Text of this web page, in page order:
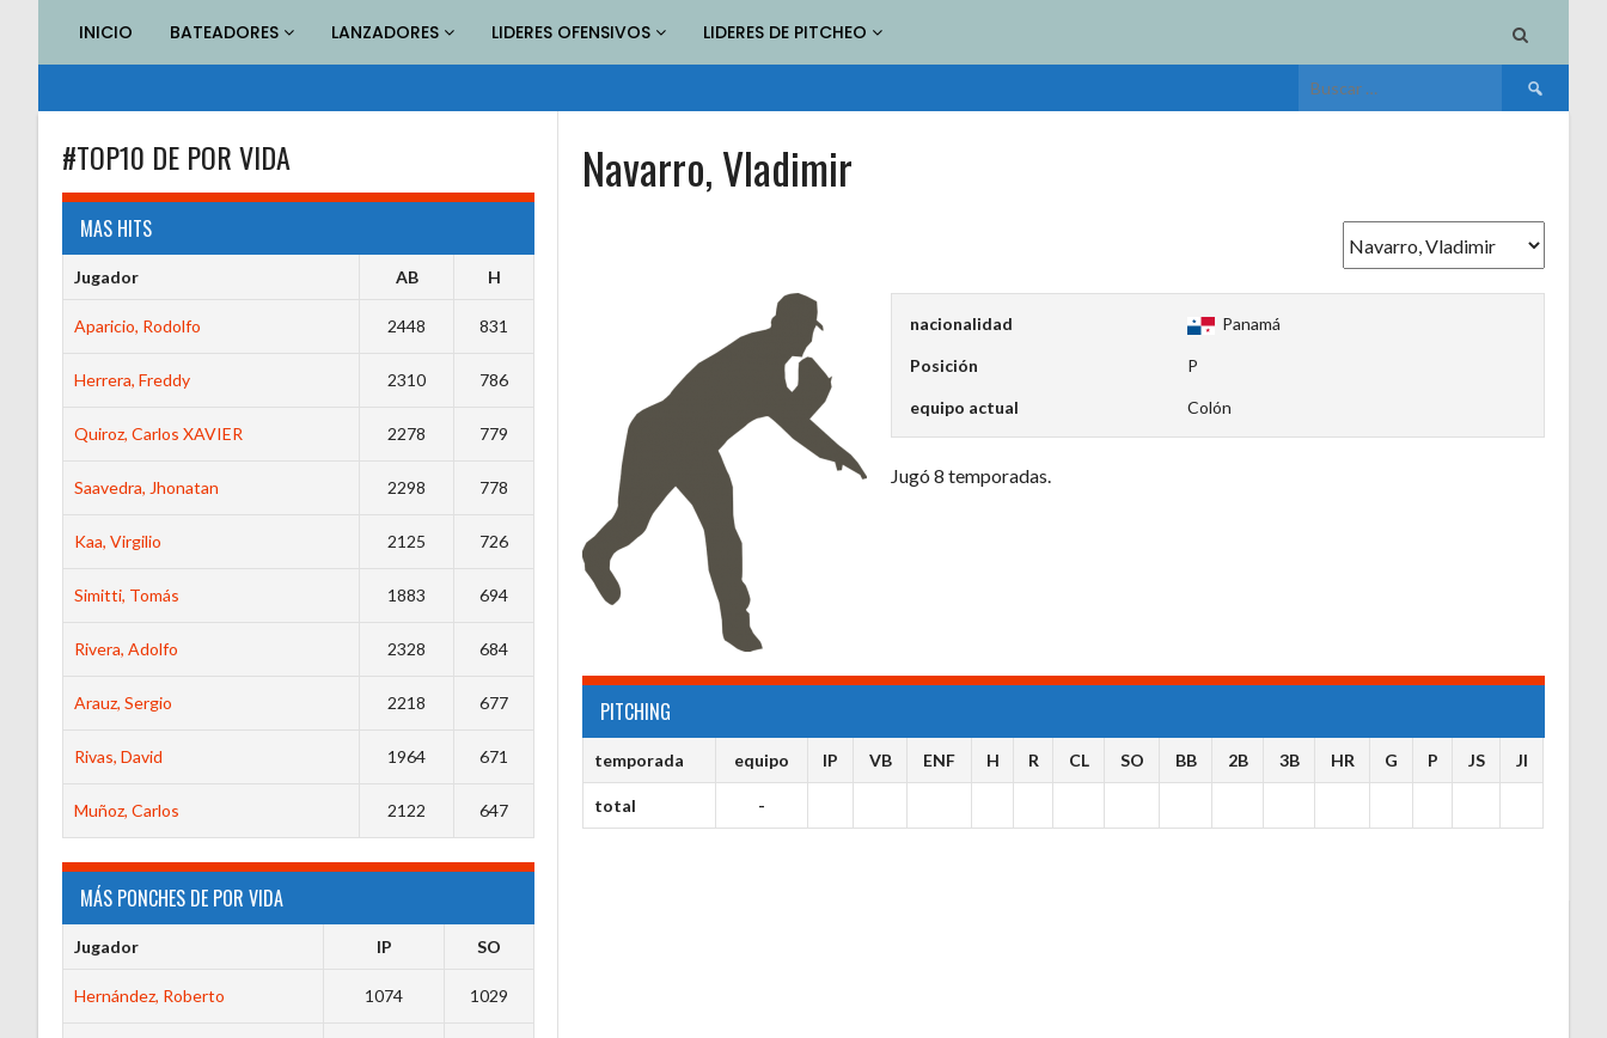
contenido
INICIO BATEADORES LANZADORES LIDERES OFENSIVOS LIDERES DE PITCHEO
Buscar:
Navarro, Vladimir
nacionalidad Panamá
Posición P
equipo actual Colón
Jugó 8 temporadas.
PITCHING
temporada equipo IP VB ENF H R CL SO BB 2B 3B HR G P JS JI
total -
#TOP10 DE POR VIDA
MAS HITS
Jugador AB H
Aparicio, Rodolfo 2448 831
Herrera, Freddy 2310 786
Quiroz, Carlos XAVIER 2278 779
Saavedra, Jhonatan 2298 778
Kaa, Virgilio 2125 726
Simitti, Tomás 1883 694
Rivera, Adolfo 2328 684
Arauz, Sergio 2218 677
Rivas, David 1964 671
Muñoz, Carlos 2122 647
MÁS PONCHES DE POR VIDA
Jugador IP SO
Hernández, Roberto 1074 1029